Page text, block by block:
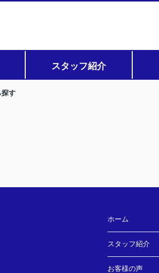
スタッフ紹介
探す
ホーム
スタッフ紹介
お客様の声